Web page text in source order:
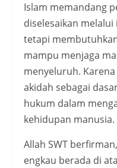
Islam memandang
diselesaikan
tetapi
mampu menjaga
menyeluruh.
akidah sebagai
hukum dalam
kehidupan manusia.
Allah SWT
engkau berada di